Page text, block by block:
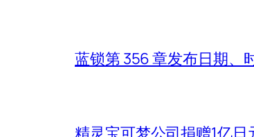
蓝锁第 356 章发布日期、
精灵宝可梦公司捐赠1亿